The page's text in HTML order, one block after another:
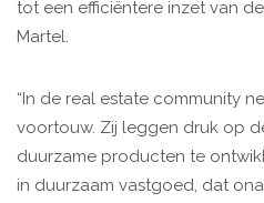
tot een efficiëntere inzet van
Martel.
“In de real estate community
voortouw. Zij leggen druk op
duurzame producten te
in duurzaam vastgoed, dat